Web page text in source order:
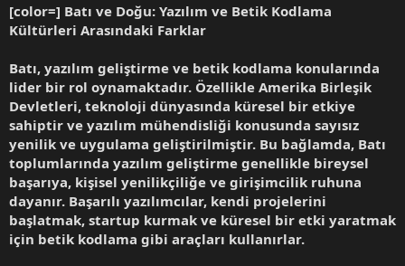
[color=] Batı ve Doğu: Yazılım ve Betik Kodlama
Kültürleri Arasındaki Farklar
Batı, yazılım geliştirme ve betik kodlama konularında
lider bir rol oynamaktadır. Özellikle Amerika Birleşik
Devletleri, teknoloji dünyasında küresel bir etkiye
sahiptir ve yazılım mühendisliği konusunda sayısız
yenilik ve uygulama geliştirilmiştir. Bu bağlamda, Batı
toplumlarında yazılım geliştirme genellikle bireysel
başarıya, kişisel yenilikçiliğe ve girişimcilik ruhuna
dayanır. Başarılı yazılımcılar, kendi projelerini
başlatmak, startup kurmak ve küresel bir etki yaratmak
için betik kodlama gibi araçları kullanırlar.